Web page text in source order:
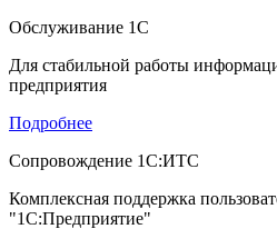
Обслуживание 1С
Для стабильной работы
предприятия
Подробнее
Сопровождение 1С:ИТС
Комплексная поддержка
"1С:Предприятие"